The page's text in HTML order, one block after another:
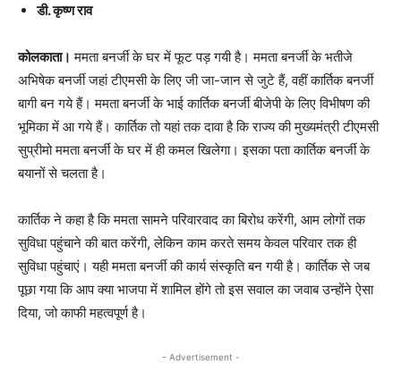
डी. कृष्ण राव
कोलकाता। ममता बनर्जी के घर में फूट पड़ गयी है। ममता बनर्जी के भतीजे
अभिषेक बनर्जी जहां टीएमसी के लिए जी जा-जान से जुटे हैं, वहीं कार्तिक बनर्जी
बागी बन गये हैं। ममता बनर्जी के भाई कार्तिक बनर्जी बीजेपी के लिए विभीषण की
भूमिका में आ गये हैं। कार्तिक तो यहां तक दावा है कि राज्य की मुख्यमंत्री टीएमसी
सुप्रीमो ममता बनर्जी के घर में ही कमल खिलेगा। इसका पता कार्तिक बनर्जी के
बयानों से चलता है।
कार्तिक ने कहा है कि ममता सामने परिवारवाद का बिरोध करेंगी, आम लोगों तक
सुविधा पहुंचाने की बात करेंगी, लेकिन काम करते समय केवल परिवार तक ही
सुविधा पहुंचाएं। यही ममता बनर्जी की कार्य संस्कृति बन गयी है। कार्तिक से जब
पूछा गया कि आप क्या भाजपा में शामिल होंगे तो इस सवाल का जवाब उन्होंने ऐसा
दिया, जो काफी महत्वपूर्ण है।
- Advertisement -